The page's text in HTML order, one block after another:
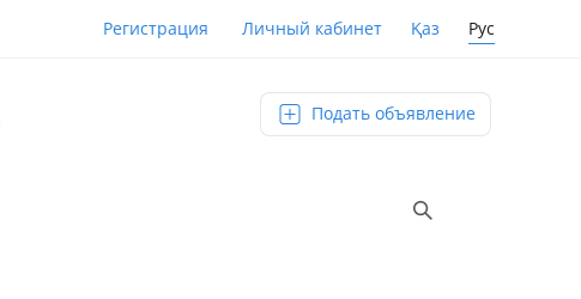
Регистрация Личный кабинет Қаз Рус
Подать объявление